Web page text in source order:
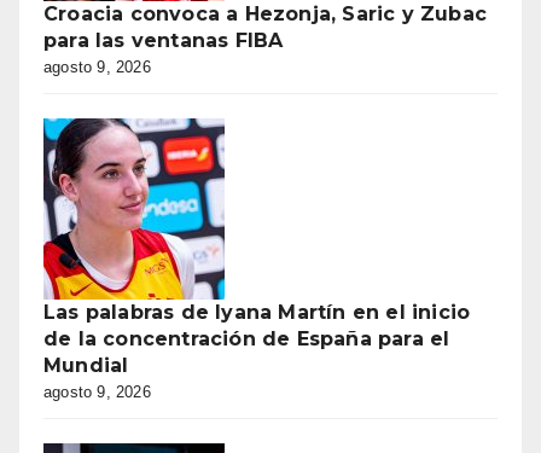
Croacia convoca a Hezonja, Saric y Zubac
para las ventanas FIBA
agosto 9, 2026
Las palabras de Iyana Martín en el inicio
de la concentración de España para el
Mundial
agosto 9, 2026